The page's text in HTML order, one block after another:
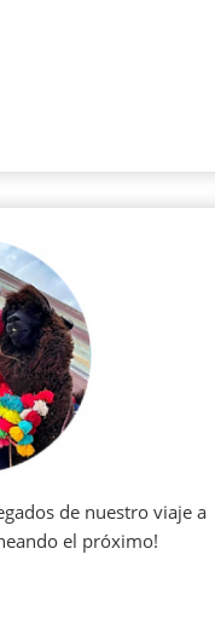
de nuestro viaje a
el próximo!